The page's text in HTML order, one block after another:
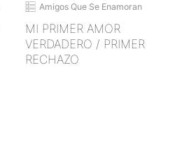
Amigos Que Se Enamoran
MI PRIMER AMOR
VERDADERO / PRIMER
RECHAZO